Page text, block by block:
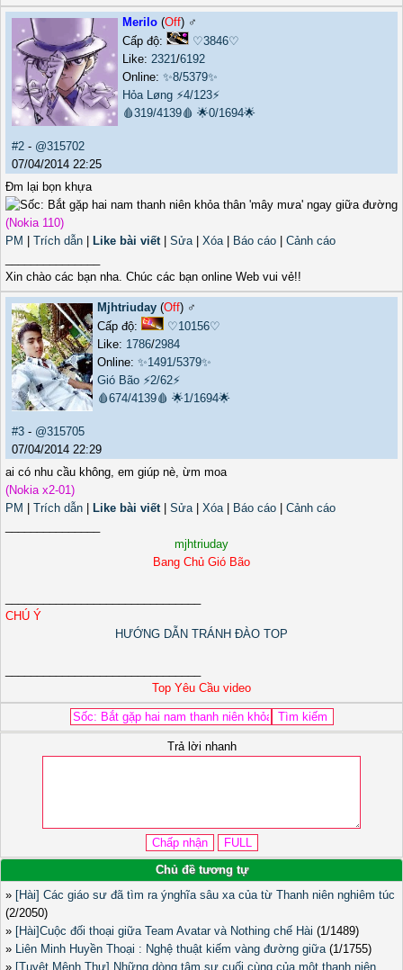
Merilo (Off) ♂️
Cấp độ:
♡3846♡
Like:2321/6192
Online:✨8/5379✨
Hỏa Løng ⚡4/123⚡
🩸319/4139🩸 🌟0/1694🌟
#2 - @315702
07/04/2014 22:25
Đm lại bọn khựa
(Nokia 110)
PM
Trích dẫn Like bài viết| Sửa| Xóa| Báo cáo
Cảnh cáo
Xin chào các bạn nha. Chúc các bạn online Web vui vẻ!!
Mjhtriuday (Off) ♂️
Cấp độ:
♡10156♡
Like: 1786/2984
Online: ✨1491/5379✨
Gió Bão ⚡2/62⚡
🩸674/4139🩸 🌟1/1694🌟
#3 - @315705
07/04/2014 22:29
ai có nhu cầu không, em giúp nè, ừm moa
(Nokia x2-01)
PM
Trích dẫn Like bài viết| Sửa| Xóa| Báo cáo
Cảnh cáo
mjhtriuday
Bang Chủ Gió Bão
CHÚ Ý
HƯỚNG DẪN TRÁNH ĐÀO TOP
Top Yêu Cầu video
Trả lời nhanh
Chủ đề tương tự
» [Hài] Các giáo sư đã tìm ra ýnghĩa sâu xa của từ Thanh niên nghiêm túc
(2/2050)
» [Hài]Cuộc đối thoại giữa Team Avatar và Nothing chế Hài (1/1489)
» Liên Minh Huyền Thoại : Nghệ thuật kiếm vàng đường giữa(1/1755)
» [Tuyệt Mệnh Thư] Những dòng tâm sự cuối cùng của một thanh niên ...